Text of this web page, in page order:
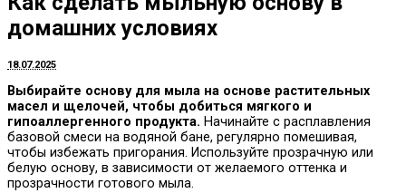
домашних условиях
18.07.2025
Выбирайте основу для мыла на основе растительных
масел и щелочей, чтобы добиться мягкого и
гипоаллергенного продукта. Начинайте с расплавления
базовой смеси на водяной бане, регулярно помешивая,
чтобы избежать пригорания. Используйте прозрачную или
белую основу, в зависимости от желаемого оттенка и
прозрачности готового мыла.